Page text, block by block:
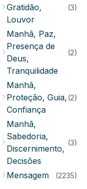
Gratidão,
Louvor
(3)
Manhã, Paz,
Presença de
Deus,
Tranquilidade
(2)
Manhã,
Proteção, Guia,
Confiança
(2)
Manhã,
Sabedoria,
Discernimento,
Decisões
(3)
Mensagem (2235)